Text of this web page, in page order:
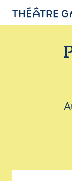
INFOS
AVEC
LES